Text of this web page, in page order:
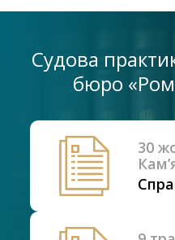
Судова
бюро
30